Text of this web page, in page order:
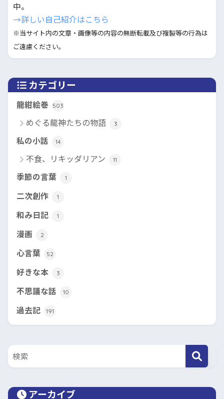
中。
→詳しい自己紹介はこちら
※当サイト内の文章・画像等の内容の無断転載及び複製等の行為は
ご遠慮ください。
カテゴリー
龍紺絵巻 503
めぐる龍神たちの物語 3
私の小話 14
不食、リキッダリアン 11
季節の言葉 1
二次創作 1
和み日記 1
漫画 2
心言葉 52
好きな本 3
不思議な話 10
過去記 191
アーカイブ